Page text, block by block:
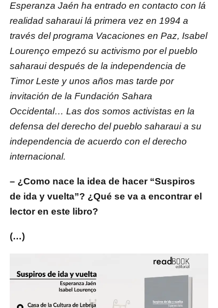
Esperanza Jaén ha entrado en contacto con lá
realidad saharaui lá primera vez en 1994 a
través del programa Vacaciones en Paz, Isabel
Lourenço empezó su activismo por el pueblo
saharaui después de la independencia de
Timor Leste y unos años mas tarde por
invitación de la Fundación Sahara
Occidental… Las dos somos activistas en la
defensa del derecho del pueblo saharaui a su
independencia de acuerdo con el derecho
internacional.
– ¿Como nace la idea de hacer “Suspiros
de ida y vuelta”? ¿Qué se va a encontrar el
lector en este libro?
(…)